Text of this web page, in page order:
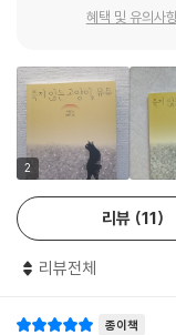
『죽지 않는 고양이, 뮤뮤』
『죽지 않는 고양이, 뮤뮤
이다. 탁정은 작가는 그
애 그리고 영원한 이별’
어냈다. 또한 그림 작가
표정을 잘 나타냈다.
혜택 및 유의사
2
리뷰 11
리뷰전체
종이책